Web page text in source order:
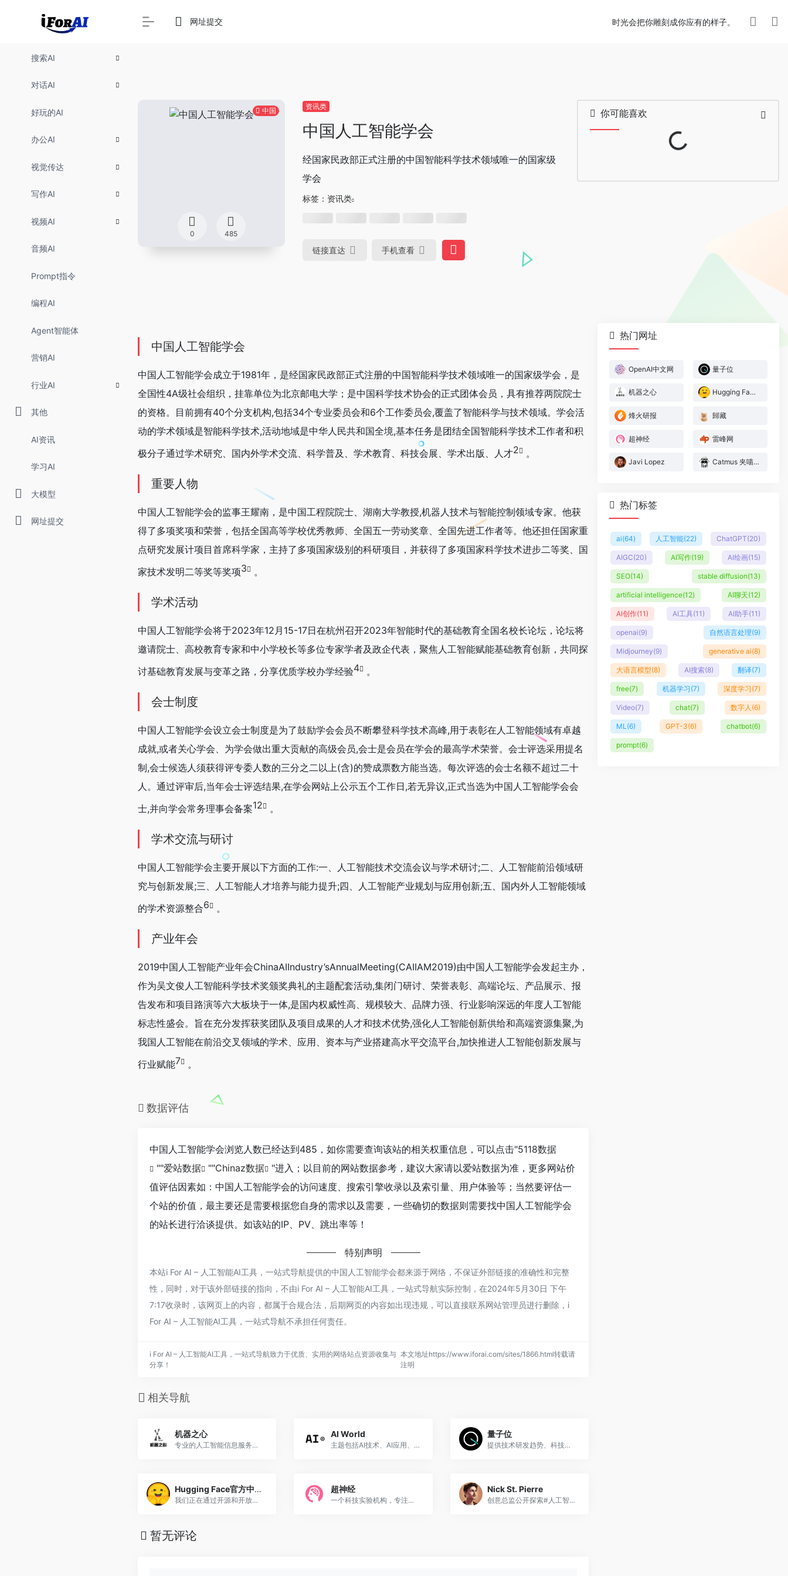
搜索AI
对话AI
好玩的AI
办公AI
视觉传达
写作AI
视频AI
音频AI
Prompt指令
编程AI
Agent智能体
营销AI
行业AI
其他
AI资讯
学习AI
大模型
网址提交
网址提交 时光会把你雕刻成你应有的样子。
中国
0 485
资讯类
中国人工智能学会
经国家民政部正式注册的中国智能科学技术领域唯一的国家级
学会
标签： 资讯类
链接直达 手机查看
你可能喜欢 Loading...
中国人工智能学会
中国人工智能学会成立于1981年，是经国家民政部正式注册的中国智能科学技术领域唯一的国家级学会，是
全国性4A级社会组织，挂靠单位为北京邮电大学；是中国科学技术协会的正式团体会员，具有推荐两院院士
的资格。目前拥有40个分支机构,包括34个专业委员会和6个工作委员会,覆盖了智能科学与技术领域。学会活
动的学术领域是智能科学技术,活动地域是中华人民共和国全境,基本任务是团结全国智能科学技术工作者和积
极分子通过学术研究、国内外学术交流、科学普及、学术教育、科技会展、学术出版、人才2 。
重要人物
中国人工智能学会的监事王耀南，是中国工程院院士、湖南大学教授,机器人技术与智能控制领域专家。他获
得了多项奖项和荣誉，包括全国高等学校优秀教师、全国五一劳动奖章、全国先进工作者等。他还担任国家重
点研究发展计项目首席科学家，主持了多项国家级别的科研项目，并获得了多项国家科学技术进步二等奖、国
家技术发明二等奖等奖项3 。
学术活动
中国人工智能学会将于2023年12月15-17日在杭州召开2023年智能时代的基础教育全国名校长论坛，论坛将
邀请院士、高校教育专家和中小学校长等多位专家学者及政企代表，聚焦人工智能赋能基础教育创新，共同探
讨基础教育发展与变革之路，分享优质学校办学经验4 。
会士制度
中国人工智能学会设立会士制度是为了鼓励学会会员不断攀登科学技术高峰,用于表彰在人工智能领域有卓越
成就,或者关心学会、为学会做出重大贡献的高级会员,会士是会员在学会的最高学术荣誉。会士评选采用提名
制,会士候选人须获得评专委人数的三分之二以上(含)的赞成票数方能当选。每次评选的会士名额不超过二十
人。通过评审后,当年会士评选结果,在学会网站上公示五个工作日,若无异议,正式当选为中国人工智能学会会
士,并向学会常务理事会备案12 。
学术交流与研讨
中国人工智能学会主要开展以下方面的工作:一、人工智能技术交流会议与学术研讨;二、人工智能前沿领域研
究与创新发展;三、人工智能人才培养与能力提升;四、人工智能产业规划与应用创新;五、国内外人工智能领域
的学术资源整合6 。
产业年会
2019中国人工智能产业年会ChinaAIIndustry’sAnnualMeeting(CAIIAM2019)由中国人工智能学会发起主办，
作为吴文俊人工智能科学技术奖颁奖典礼的主题配套活动,集闭门研讨、荣誉表彰、高端论坛、产品展示、报
告发布和项目路演等六大板块于一体,是国内权威性高、规模较大、品牌力强、行业影响深远的年度人工智能
标志性盛会。旨在充分发挥获奖团队及项目成果的人才和技术优势,强化人工智能创新供给和高端资源集聚,为
我国人工智能在前沿交叉领域的学术、应用、资本与产业搭建高水平交流平台,加快推进人工智能创新发展与
行业赋能7 。
数据评估
中国人工智能学会浏览人数已经达到485，如你需要查询该站的相关权重信息，可以点击"5118数据
""爱站数据 ""Chinaz数据
"进入；以目前的网站数据参考，建议大家请以爱站数据为准，更多网站价
值评估因素如：中国人工智能学会的访问速度、搜索引擎收录以及索引量、用户体验等；当然要评估一
个站的价值，最主要还是需要根据您自身的需求以及需要，一些确切的数据则需要找中国人工智能学会
的站长进行洽谈提供。如该站的IP、PV、跳出率等！
特别声明
本站i For AI – 人工智能AI工具，一站式导航提供的中国人工智能学会都来源于网络，不保证外部链接的准确性和完整
性，同时，对于该外部链接的指向，不由i For AI – 人工智能AI工具，一站式导航实际控制，在2024年5月30日 下午
7:17收录时，该网页上的内容，都属于合规合法，后期网页的内容如出现违规，可以直接联系网站管理员进行删除，i
For AI – 人工智能AI工具，一站式导航不承担任何责任。
i For AI – 人工智能AI工具，一站式导航致力于优质、实用的网络站点资源收集与
分享！
本文地址https://www.iforai.com/sites/1866.html转载请
注明
相关导航
机器之心
专业的人工智能信息服务平台
AI World
主题包括AI技术、AI应用、AI实践和AI商业
量子位
提供技术研发趋势、科技企业动态、创业公司报道等最新资讯，以及机器学习入门资源、计算机科学最新科研论文、开源代码和工具的解读。
Hugging Face官方中文博客
我们正在通过开源和开放科学推动人工智能的发展和民主化。
超神经
一个科技实验机构，专注介绍人工智能与其适用场景。
Nick St. Pierre
创意总监公开探索#人工智能和分享知识。
暂无评论
热门网址
OpenAI中文网 量子位
机器之心 Hugging Face官方中文博客
烽火研报 歸藏
超神经 雷峰网
Javi Lopez Catmus 夹喵又
热门标签
ai(64) 人工智能(22) ChatGPT(20)
AIGC(20) AI写作(19) AI绘画(15)
SEO(14) stable diffusion(13)
artificial intelligence(12) AI聊天(12)
AI创作(11) AI工具(11) AI助手(11)
openai(9) 自然语言处理(9)
Midjourney(9) generative ai(8)
大语言模型(8) AI搜索(8) 翻译(7)
free(7) 机器学习(7) 深度学习(7)
Video(7) chat(7) 数字人 (6)
ML (6) GPT-3(6) chatbot(6)
prompt(6)